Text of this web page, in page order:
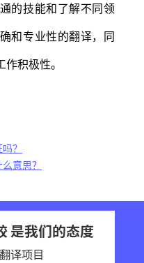
的技能和了解不同领
和专业性的翻译，同
积极性。
？
意思？
是我们的态度
译项目